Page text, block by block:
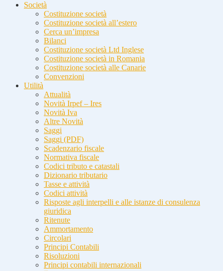
Società
Costituzione società
Costituzione società all’estero
Cerca un’impresa
Bilanci
Costituzione società Ltd Inglese
Costituzione società in Romania
Costituzione società alle Canarie
Convenzioni
Utilità
Attualità
Novità Irpef – Ires
Novità Iva
Altre Novità
Saggi
Saggi (PDF)
Scadenzario fiscale
Normativa fiscale
Codici tributo e catastali
Dizionario tributario
Tasse e attività
Codici attività
Risposte agli interpelli e alle istanze di consulenza
giuridica
Ritenute
Ammortamento
Circolari
Principi Contabili
Risoluzioni
Principi contabili internazionali